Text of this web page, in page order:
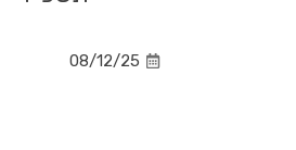
08/12/25